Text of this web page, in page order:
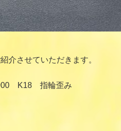
介させていただきます。
K18 指輪歪み